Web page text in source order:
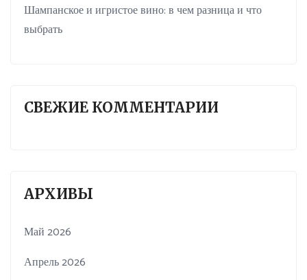
Шампанское и игристое вино: в чем разница и что
выбрать
СВЕЖИЕ КОММЕНТАРИИ
АРХИВЫ
Май 2026
Апрель 2026